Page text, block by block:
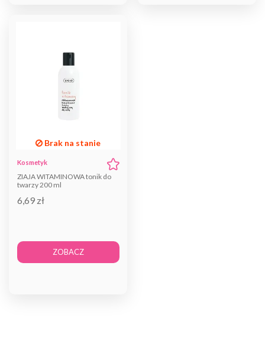
Brak na stanie
Kosmetyk
ZIAJA WITAMINOWA tonik do
twarzy 200 ml
6,69 zł
ZOBACZ